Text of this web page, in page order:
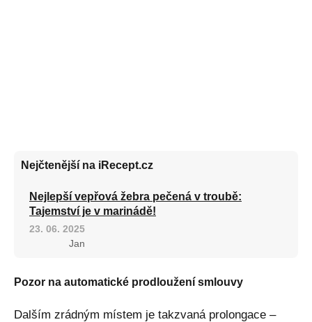
Nejčtenější na iRecept.cz
Nejlepší vepřová žebra pečená v troubě:
Tajemství je v marinádě!
23. 06. 2025
Jan
Pozor na automatické prodloužení smlouvy
Dalším zrádným místem je takzvaná prolongace –